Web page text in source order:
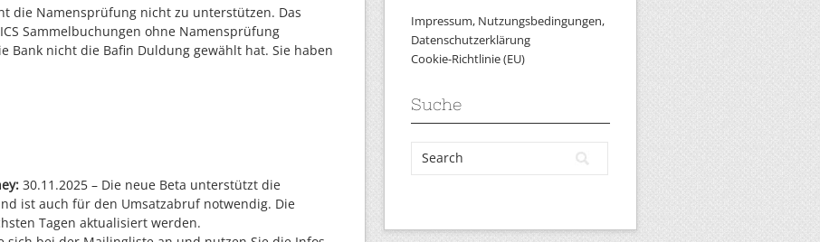
die Namensprüfung nicht zu unterstützen. Das
Sammelbuchungen ohne Namensprüfung
Bank nicht die Bafin Duldung gewählt hat. Sie haben
30.11.2025 – Die neue Beta unterstützt die
ist auch für den Umsatzabruf notwendig. Die
Tagen aktualisiert werden.
Impressum, Nutzungsbedingungen,
Datenschutzerklärung
Cookie-Richtlinie (EU)
Suche